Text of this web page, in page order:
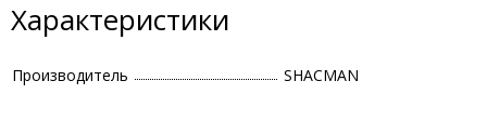
Характеристики
Производитель SHACMAN